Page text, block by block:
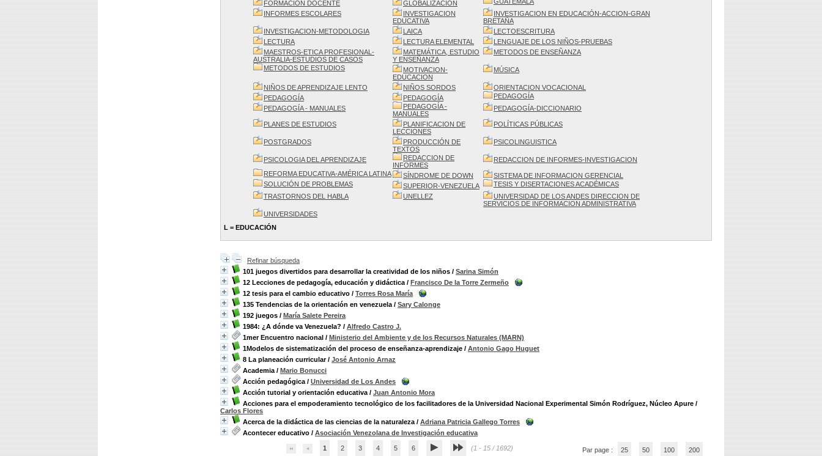
FORMACIÓN DOCENTE GLOBALIZACIÓN
INFORMES ESCOLARES
INVESTIGACION
EDUCATIVA
INVESTIGACION EN EDUCACIÓN-ACCION-GRAN
BRETAÑA
INVESTIGACION-METODOLOGIA
LAICA
LECTOESCRITURA
LECTURA
LECTURA ELEMENTAL
LENGUAJE DE LOS NIÑOS-PRUEBAS
MAESTROS-ETICA PROFESIONAL-
AUSTRALIA-ESTUDIOS DE CASOS
MATEMÁTICA, ESTUDIO
Y ENSEÑANZA
METODOS DE ENSEÑANZA
METODOS DE ESTUDIOS
MOTIVACION-
EDUCACION
MÚSICA
NIÑOS DE APRENDIZAJE LENTO NIÑOS SORDOS
ORIENTACION VOCACIONAL
PEDAGOGÍA
PEDAGOGÍA
PEDAGOGÍA
PEDAGOGÍA - MANUALES
PEDAGOGÍA -
MANUALES
PEDAGOGÍA-DICCIONARIO
PLANES DE ESTUDIOS
PLANIFICACION DE
LECCIONES
POLÍTICAS PÚBLICAS
POSTGRADOS
PRODUCCIÓN DE
TEXTOS
PSICOLINGUISTICA
PSICOLOGIA DEL APRENDIZAJE
REDACCION DE
INFORMES
REDACCION DE INFORMES-INVESTIGACION
REFORMA EDUCATIVA-AMÉRICA LATINA
SÍNDROME DE DOWN
SISTEMA DE INFORMACION GERENCIAL
SOLUCIÓN DE PROBLEMAS
SUPERIOR-VENEZUELA
TESIS Y DISERTACIONES ACADÉMICAS
TRASTORNOS DEL HABLA
UNELLEZ
UNIVERSIDAD DE LOS ANDES DIRECCION DE
SERVICIOS DE INFORMACION ADMINISTRATIVA
UNIVERSIDADES
L = EDUCACIÓN
Refinar búsqueda
101 juegos divertidos para desarrollar la creatividad de los niños / Sarina Simón
12 Lecciones de pedagogía, educación y didáctica / Francisco De la Torre Zermeño
12 tesis para el cambio educativo / Torres Rosa María
135 Tendencias de la orientación en venezuela / Sary Calonge
192 juegos / María Salete Pereira
1984: ¿A dónde va Venezuela? / Alfredo Castro J.
1mer Encuentro nacional / Ministerio del Ambiente y de los Recursos Naturales (MARN)
1Modelos de sistematización del proceso de enseñanza-aprendizaje / Antonio Gago Huguet
8 La planeación curricular/ José Antonio Arnaz
Academia / Mario Bonucci
Acción pedagógica / Universidad de Los Andes
Acción tutorial y orientación educativa / Juan Antonio Mora
Acciones para el empoderamiento tecnológico de los facilitadores de la Universidad Nacional Experimental Simón Rodríguez, Núcleo Apure /
Carlos Flores
Acerca de la didáctica de las ciencias de la naturaleza / Adriana Patricia Gallego Torres
Acontecer educativo / Asociación Venezolana de Investigación educativa
1 2 3 4 5 6 (1 - 15 / 1692) Par page : 25 50 100 200